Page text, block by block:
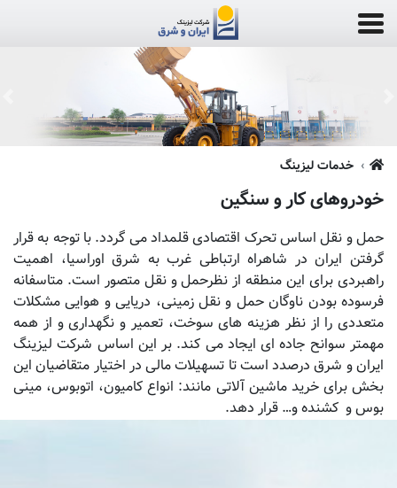
خدمات لیزینگ
خودروهای کار و سنگین
حمل و نقل اساس تحرک اقتصادی قلمداد می گردد. با توجه به قرار
گرفتن ایران در شاهراه ارتباطی غرب به شرق اوراسیا، اهمیت
راهبردی برای این منطقه از نظرحمل و نقل متصور است. متاسفانه
فرسوده بودن ناوگان حمل و نقل زمینی، دریایی و هوایی مشکلات
متعددی را از نظر هزینه های سوخت، تعمیر و نگهداری و از همه
مهمتر سوانح جاده ای ایجاد می کند. بر این اساس شرکت لیزینگ
ایران و شرق درصدد است تا تسهیلات مالی در اختیار متقاضیان این
بخش برای خرید ماشین‌ آلاتی مانند: انواع کامیون، اتوبوس، مینی
بوس و کشنده و… قرار دهد.